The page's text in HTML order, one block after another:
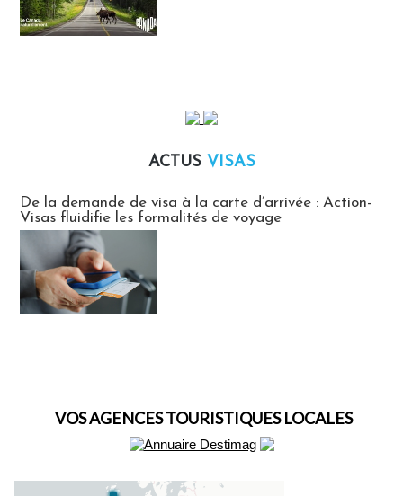
ACTUS VISAS
De la demande de visa à la carte d’arrivée : Action-
Visas fluidifie les formalités de voyage
VOS AGENCES TOURISTIQUES LOCALES